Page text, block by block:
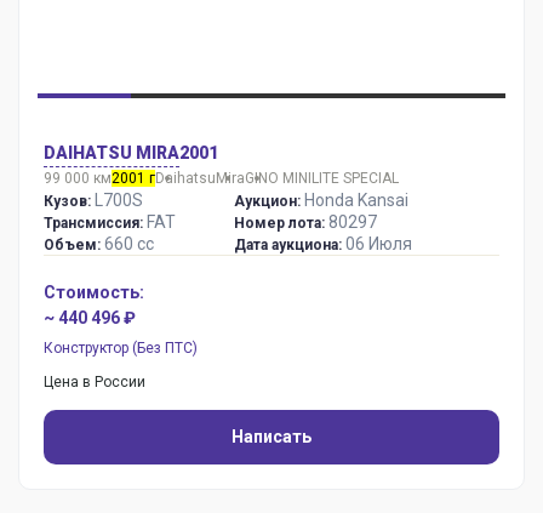
DAIHATSU MIRA2001
99 000 км2001 гDaihatsu MiraGINO MINILITE SPECIAL
Кузов:
L700S
Трансмиссия: FAT
Объем: 660 сс
Аукцион: Honda Kansai
Номер лота: 80297
Дата аукциона: 06 Июля
Стоимость:
~ 440 496 ₽
Конструктор (Без ПТС)
Цена в России
Написать